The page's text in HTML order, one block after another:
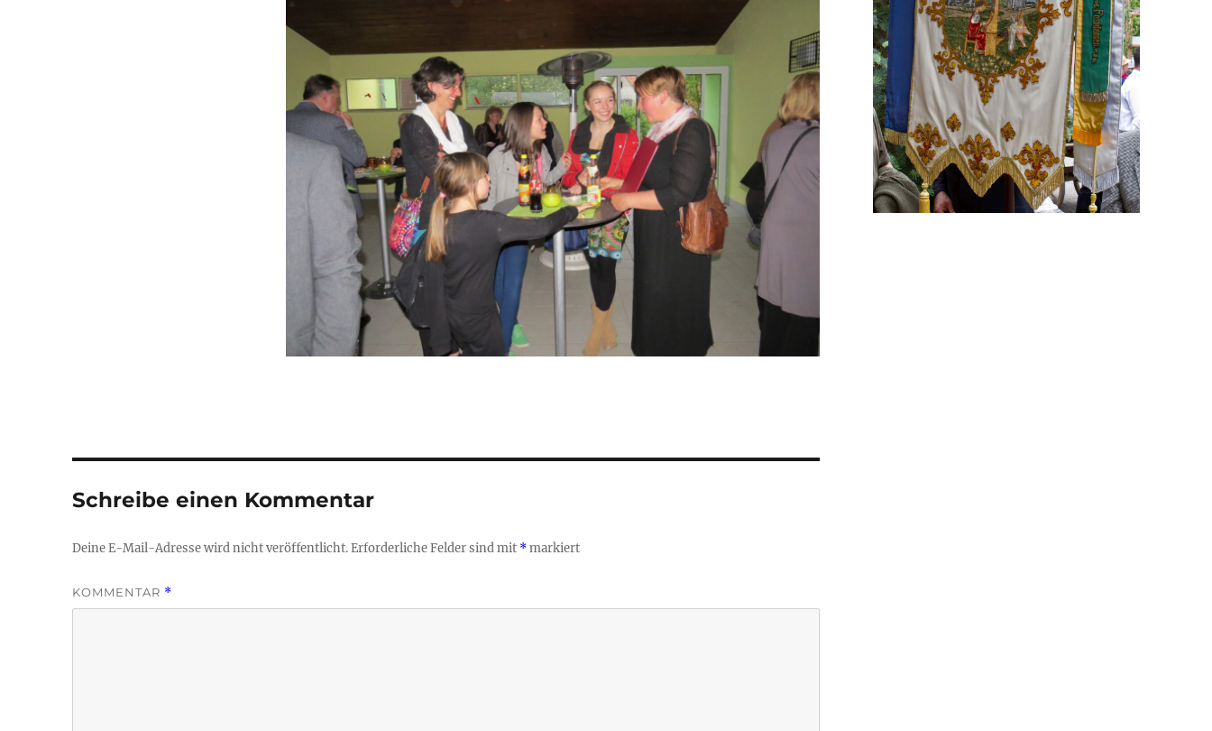
Schreibe einen Kommentar
Deine E-Mail-Adresse wird nicht veröffentlicht.Erforderliche Felder sind mit *markiert
KOMMENTAR *